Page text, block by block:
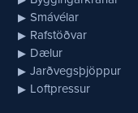
Smávélar
Rafstöðvar
Dælur
Jarðvegsþjöppur
Loftpressur